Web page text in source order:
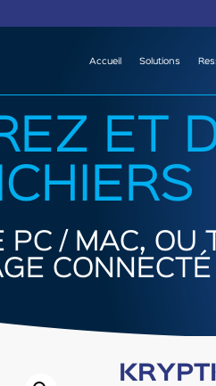
Accueil Solutions
ET
PC / MAC, OU